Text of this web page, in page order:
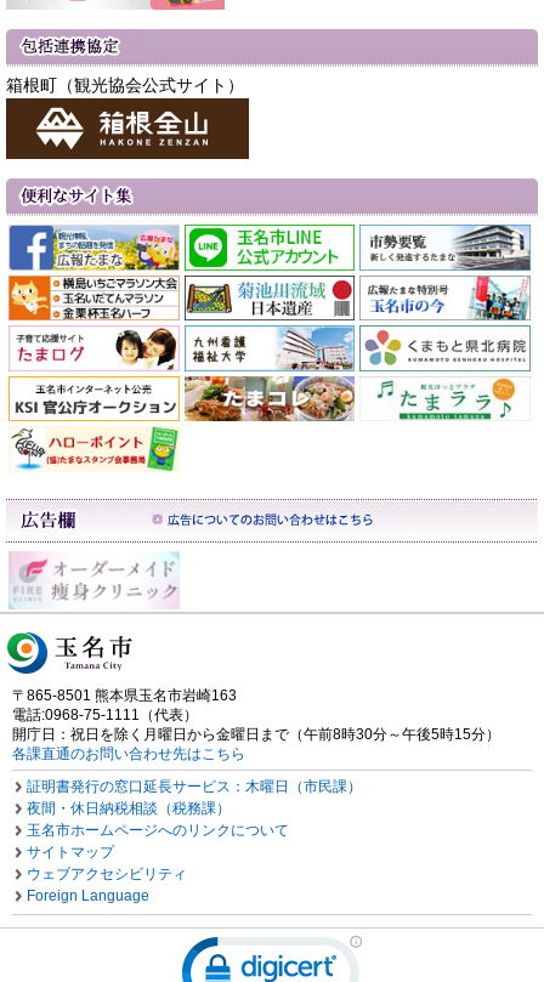
箱根町（観光協会公式サイト）
〒865-8501 熊本県玉名市岩崎163
電話:0968-75-1111（代表）
開庁日：祝日を除く月曜日から金曜日まで（午前8時30分～午後5時15分）
各課直通のお問い合わせ先はこちら
証明書発行の窓口延長サービス：木曜日（市民課）
夜間・休日納税相談（税務課）
玉名市ホームページへのリンクについて
サイトマップ
ウェブアクセシビリティ
Foreign Language